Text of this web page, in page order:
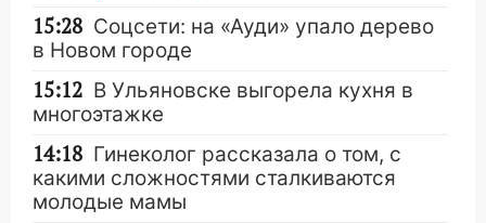
15:28 Соцсети: на «Ауди» упало дерево
в Новом городе
15:12 В Ульяновске выгорела кухня в
многоэтажке
14:18 Гинеколог рассказала о том, с
какими сложностями сталкиваются
молодые мамы